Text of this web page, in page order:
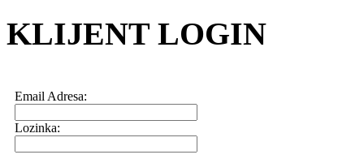
KLIJENT LOGIN
Email Adresa:
Lozinka: